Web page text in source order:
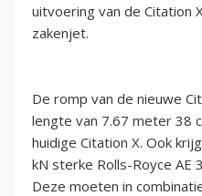
uitvoering van de Citation
zakenjet.
De romp van de nieuwe
lengte van 7.67 meter 38
huidige Citation X. Ook
kN sterke Rolls-Royce AE
Deze moeten in